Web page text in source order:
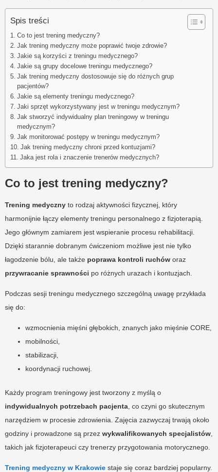
Spis treści
Co to jest trening medyczny?
Jak trening medyczny może poprawić twoje zdrowie?
Jakie są korzyści z treningu medycznego?
Jakie są grupy docelowe treningu medycznego?
Jak trening medyczny dostosowuje się do różnych grup
pacjentów?
Jakie są elementy treningu medycznego?
Jaki sprzęt wykorzystywany jest w treningu medycznym?
Jak stworzyć indywidualny plan treningowy w treningu
medycznym?
Jak monitorować postępy w treningu medycznym?
Jak trening medyczny chroni przed kontuzjami?
Jaka jest rola i znaczenie trenerów medycznych?
Co to jest trening medyczny?
Trening medyczny to rodzaj aktywności fizycznej, który
harmonijnie łączy elementy treningu personalnego z fizjoterapią.
Jego głównym zamiarem jest wspieranie procesu rehabilitacji.
Dzięki starannie dobranym ćwiczeniom możliwe jest nie tylko
łagodzenie bólu, ale także poprawa kontroli ruchów oraz
przywracanie sprawności po różnych urazach i kontuzjach.
Podczas sesji treningu medycznego szczególną uwagę przykłada
się do:
wzmocnienia mięśni głębokich, znanych jako mięśnie CORE,
mobilności,
stabilizacji,
koordynacji ruchowej.
Każdy program treningowy jest tworzony z myślą o
indywidualnych potrzebach pacjenta , co czyni go skutecznym
narzędziem w procesie zdrowienia. Zajęcia zazwyczaj trwają około
godziny i prowadzone są przez wykwalifikowanych specjalistów
takich jak fizjoterapeuci czy trenerzy przygotowania motorycznego.
Trening medyczny w Krakowie staje się coraz bardziej popularny.